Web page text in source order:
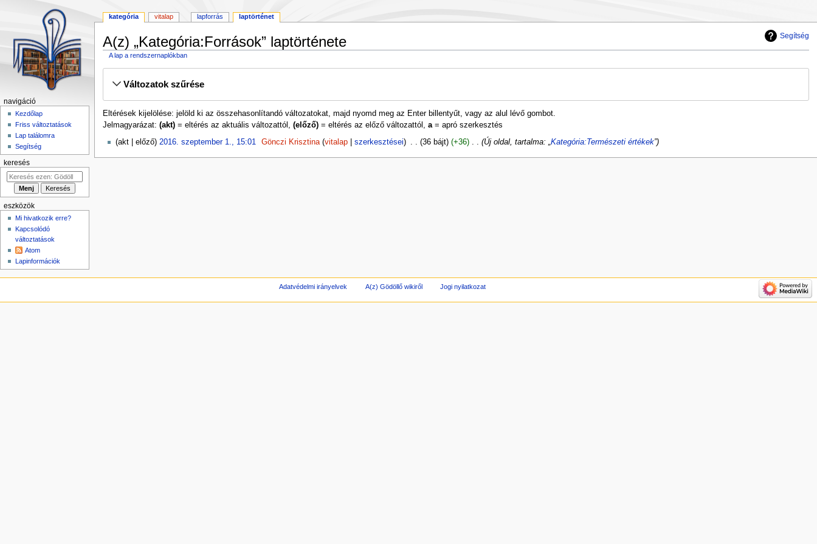
Segítség
A(z) „Kategória:Források” laptörténete
A lap a rendszernaplókban
Változatok szűrése
Eltérések kijelölése: jelöld ki az összehasonlítandó változatokat, majd nyomd meg az Enter billentyűt, vagy az alul lévő gombot.
Jelmagyarázat: (akt)= eltérés az aktuális változattól, (előző)= eltérés az előző változattól, a= apró szerkesztés
2016.akt előző 2016. szeptember 1., 15:01‎ Gönczi Krisztina vitalap szerkesztései 36 bájt +36 ‎ Új oldal, tartalma: „Kategória:Természeti értékek”
kategória vitalap lapforrás laptörténet
navigáció
Kezdőlap
Friss változtatások
Lap találomra
Segítség
keresés
eszközök
Mi hivatkozik erre?
Kapcsolódó
változtatások
Atom
Lapinformációk
Adatvédelmi irányelvek A(z) Gödöllő wikiről Jogi nyilatkozat